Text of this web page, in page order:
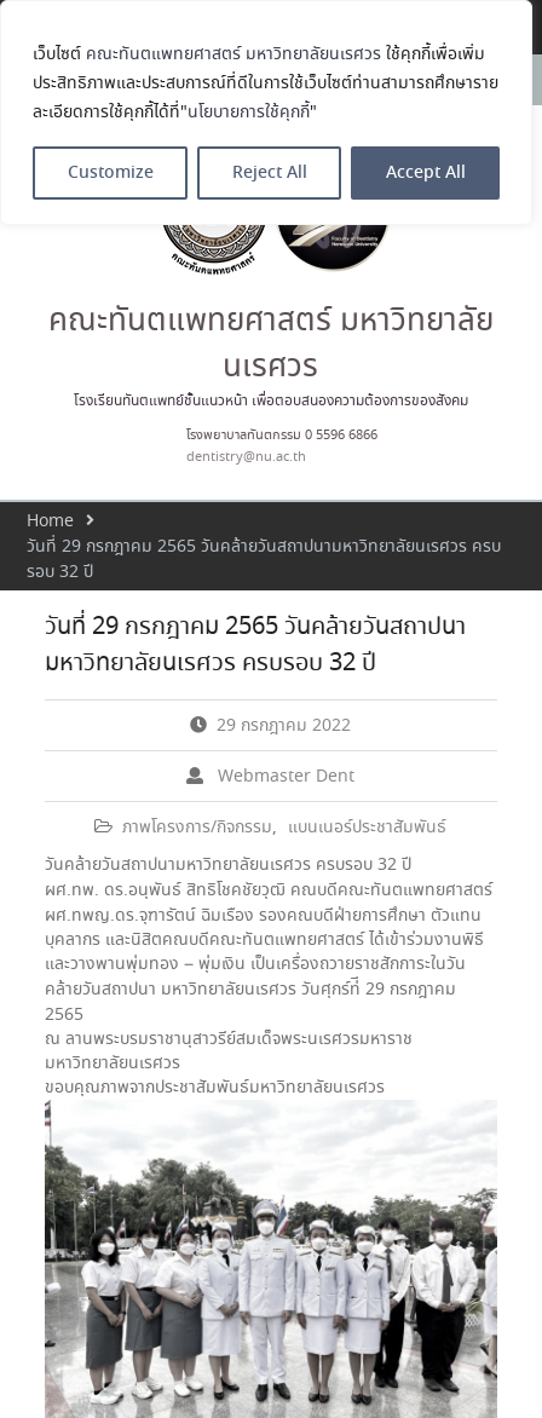
เว็บไซต์ คณะทันตแพทยศาสตร์ มหาวิทยาลัยนเรศวร ใช้คุกกี้เพื่อเพิ่ม
ประสิทธิภาพและประสบการณ์ที่ดีในการใช้เว็บไซต์ท่านสามารถศึกษาราย
ละเอียดการใช้คุกกี้ได้ที่"นโยบายการใช้คุกกี้"
Customize Reject All Accept All
News:
ขอแสดงความยินดีกับ รศ.ทพญ.รัช
วรรณ ตัณศลารักษ์ อาจารย์ประจำ
ภาควิชาทันตกรรมป้องกัน สาขาวิชา
ตำแหน่ง เลขาธิการสมาคม
ทันตแพทย์จัดฟันแห่ง
ประมวลภาพบรรยากาศกิจกรรม
Dent Connect Board Game
Café ครั้งที่ 1 เมื่อวันที่ 4 สิงหาคม
2569 ณ คณะทันแพทยศาสตร์
คณะทันตแพทยศาสตร์
ประชาสัมพันธ์ หลักสูตรทันตแพทย
ศาสตรบัณฑิต และหลักสูตร
ในโครงการ Open House 2026
กิจกรรม NU Explore: เคลียร์ตัว
คณะทันตแพทยศาสตร์ มหาวิทยาลัย
นเรศวร
โรงเรียนทันตแพทย์ชั้นแนวหน้า เพื่อตอบสนองความต้องการของสังคม
โรงพยาบาลทันตกรรม 0 5596 6866
dentistry@nu.ac.th
Home
วันที่ 29 กรกฎาคม 2565 วันคล้ายวันสถาปนามหาวิทยาลัยนเรศวร ครบ
รอบ 32 ปี
วันที่ 29 กรกฎาคม 2565 วันคล้ายวันสถาปนา
มหาวิทยาลัยนเรศวร ครบรอบ 32 ปี
29 กรกฎาคม 2022
Webmaster Dent
ภาพโครงการ/กิจกรรม, แบนเนอร์ประชาสัมพันธ์
วันคล้ายวันสถาปนามหาวิทยาลัยนเรศวร ครบรอบ 32 ปี
ผศ.ทพ. ดร.อนุพันธ์ สิทธิโชคชัยวุฒิ คณบดีคณะทันตแพทยศาสตร์
ผศ.ทพญ.ดร.จุฑารัตน์ ฉิมเรือง รองคณบดีฝ่ายการศึกษา ตัวแทน
บุคลากร และนิสิตคณบดีคณะทันตแพทยศาสตร์ ได้เข้าร่วมงานพิธี
และวางพานพุ่มทอง – พุ่มเงิน เป็นเครื่องถวายราชสักการะในวัน
คล้ายวันสถาปนา มหาวิทยาลัยนเรศวร วันศุกร์ท่ี 29 กรกฎาคม
2565
ณ ลานพระบรมราชานุสาวรีย์สมเด็จพระนเรศวรมหาราช
มหาวิทยาลัยนเรศวร
ขอบคุณภาพจากประชาสัมพันธ์มหาวิทยาลัยนเรศวร